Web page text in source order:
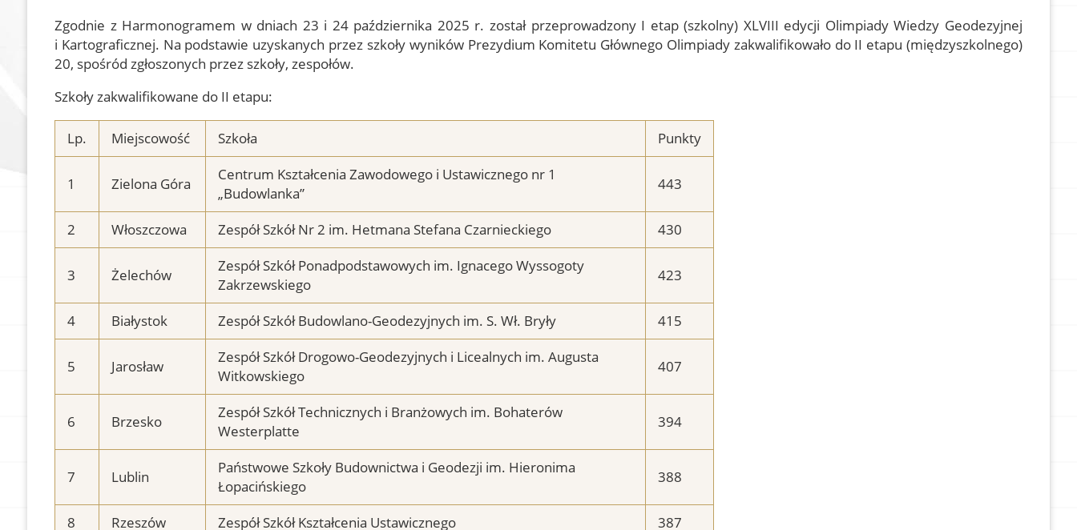
Dokumenty
Zostań członkiem
In Memoriam
Geodezyjna Osnowa
Rzeczoznawcy SGP
Członkowie wspierający
Olimpiada Wiedzy
Geodezyjnej i Kartograficznej
E-Podpis & E-
Pieczęć
od EuroCert
Zgodnie z Harmonogramem w dniach 23 i 24 października 2025 r. został przeprowadzony I etap (szkolny) XLVIII edycji Olimpiady Wiedzy Geodezyjnej
i Kartograficznej. Na podstawie uzyskanych przez szkoły wyników Prezydium Komitetu Głównego Olimpiady zakwalifikowało do II etapu (międzyszkolnego)
20, spośród zgłoszonych przez szkoły, zespołów.
Szkoły zakwalifikowane do II etapu:
Lp. Miejscowość Szkoła Punkty
1 Zielona Góra
Centrum Kształcenia Zawodowego i Ustawicznego nr 1
„Budowlanka”
443
2 Włoszczowa Zespół Szkół Nr 2 im. Hetmana Stefana Czarnieckiego 430
3 Żelechów
Zespół Szkół Ponadpodstawowych im. Ignacego Wyssogoty
Zakrzewskiego
423
4 Białystok Zespół Szkół Budowlano-Geodezyjnych im. S. Wł. Bryły 415
5 Jarosław
Zespół Szkół Drogowo-Geodezyjnych i Licealnych im. Augusta
Witkowskiego
407
6 Brzesko
Zespół Szkół Technicznych i Branżowych im. Bohaterów
Westerplatte
394
7 Lublin
Państwowe Szkoły Budownictwa i Geodezji im. Hieronima
Łopacińskiego
388
8 Rzeszów Zespół Szkół Kształcenia Ustawicznego 387